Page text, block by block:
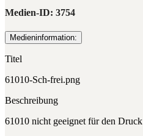
Medien-ID: 3754
Medieninformation:
Titel
61010-Sch-frei.png
Beschreibung
61010 nicht geeignet für den Druck